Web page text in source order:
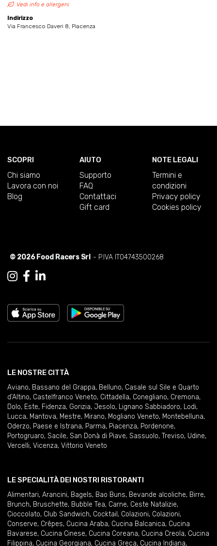
Vedi info e allergeni
Indirizzo
Via Francesco Daveri 8, Piacenza
SCOPRI
Chi siamo
Lavora con noi
Blog
AIUTO
Supporto
FAQ
Contattaci
Gift card
NOTE LEGALI
Termini e
condizioni
Privacy policy
Cookies policy
© 2026 Food Racers Srl - P.IVA IT04743500268
LE NOSTRE CITTÀ
Aviano, Bassano del Grappa, Belluno, Casale sul Sile e Quarto
d'Altino, Castelfranco Veneto, Cittadella, Conegliano, Cremona,
Dolo, Este, Fidenza, Gorizia, Jesolo, Lignano Sabbiadoro, Lodi,
Lucca, Mantova, Mestre, Mirano, Mogliano Veneto, Montebelluna,
Oderzo, Paese e Istrana, Parma, Piacenza, Pordenone,
Portogruaro, Sacile, San Donà di Piave, Sassuolo, Treviso, Udine,
Vercelli, Vicenza, Vittorio Veneto
LE SPECIALITÀ DEI NOSTRI RISTORANTI
Alimentari, Arancini, Bagels, Bao Buns, Bevande alcoliche, Birre,
Brunch, Bruschette, Bubble Tea, Carne, Ceste Natalizie,
Cioccolato, Club Sandwich, Cocktail , Colazioni, Colazioni,
Conserve, Crêpes, Cucina Araba, Cucina Balcanica, Cucina
Bavarese, Cucina Cinese, Cucina Coreana, Cucina Creola, Cucina
Filippina, Cucina Georgiana, Cucina Greca, Cucina Indiana,